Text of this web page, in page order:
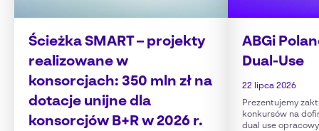
Ścieżka SMART – projekty
realizowane w
konsorcjach: 350 mln zł na
dotacje unijne dla
konsorcjów B+R w 2026 r.
ABGi
Dual-Use
22 lipca 2026
Prezentujemy
konkursów na
dual use